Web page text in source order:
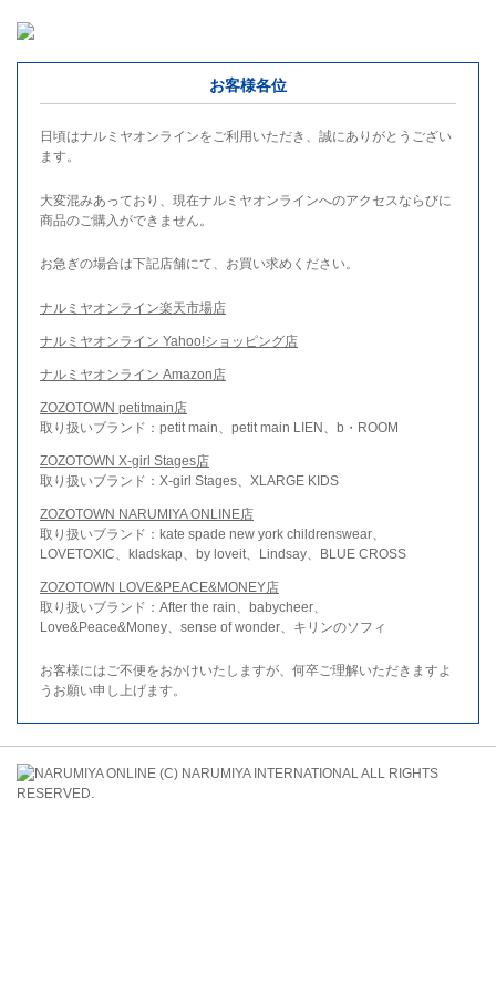
お客様各位
日頃はナルミヤオンラインをご利用いただき、誠にありがとうござい
ます。
大変混みあっており、現在ナルミヤオンラインへのアクセスならびに
商品のご購入ができません。
お急ぎの場合は下記店舗にて、お買い求めください。
ナルミヤオンライン楽天市場店
ナルミヤオンライン Yahoo!ショッピング店
ナルミヤオンライン Amazon店
ZOZOTOWN petitmain店
取り扱いブランド：petit main、petit main LIEN、b・ROOM
ZOZOTOWN X-girl Stages店
取り扱いブランド：X-girl Stages、XLARGE KIDS
ZOZOTOWN NARUMIYA ONLINE店
取り扱いブランド：kate spade new york childrenswear、
LOVETOXIC、kladskap、by loveit、Lindsay、BLUE CROSS
ZOZOTOWN LOVE&PEACE&MONEY店
取り扱いブランド：After the rain、babycheer、
Love&Peace&Money、sense of wonder、キリンのソフィ
お客様にはご不便をおかけいたしますが、何卒ご理解いただきますよ
うお願い申し上げます。